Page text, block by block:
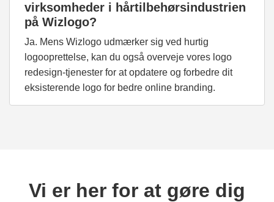
virksomheder i hårtilbehørsindustrien
på Wizlogo?
Ja. Mens Wizlogo udmærker sig ved hurtig
logooprettelse, kan du også overveje vores logo
redesign-tjenester for at opdatere og forbedre dit
eksisterende logo for bedre online branding.
Vi er her for at gøre dig